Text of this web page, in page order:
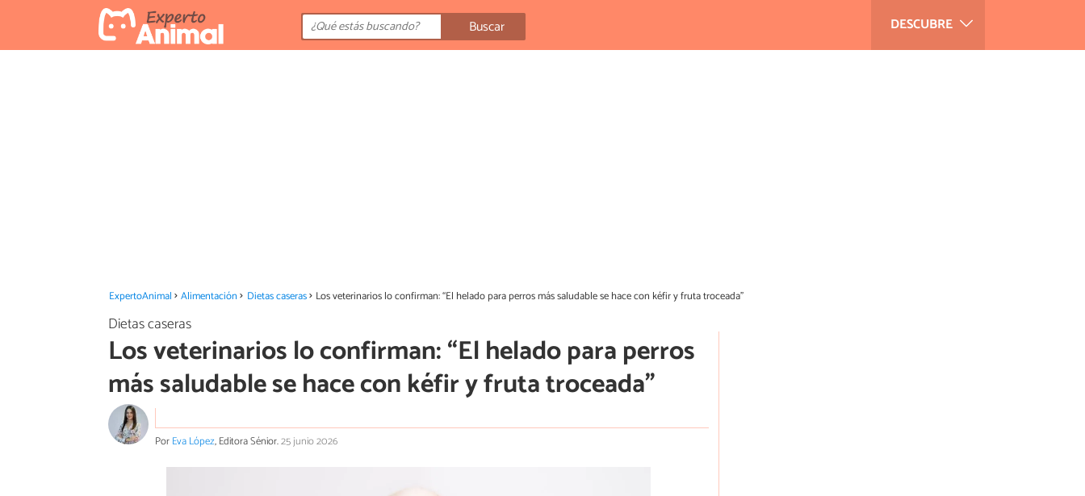
DESCUBRE
Buscar
ExpertoAnimal Alimentación Dietas caseras Los veterinarios lo confirman: “El helado para perros más saludable se hace con kéfir y fruta troceada”
Dietas caseras
Los veterinarios lo confirman: “El helado para perros
más saludable se hace con kéfir y fruta troceada”
PorEva López, Editora Sénior.25 junio 2026